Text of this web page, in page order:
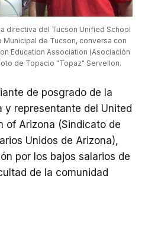
directiva del Tucson Unified School
Municipal de Tucson, conversa con
Education Association (Asociación
de Topacio "Topaz" Servellon.
de posgrado de la
y representante del United
of Arizona (Sindicato de
Unidos de Arizona),
por los bajos salarios de
de la comunidad